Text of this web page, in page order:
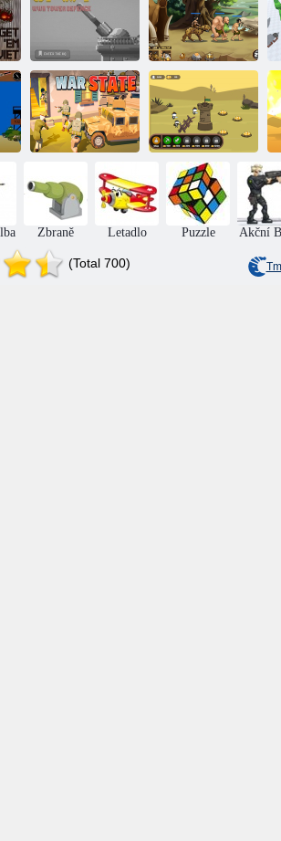
Druhá světová
válka: Tower
Defense
Monster: Heroes
of Myth
Vojenský stát Bitva válečníků
Zbraně Letadlo Puzzle Akční
(Total 700)